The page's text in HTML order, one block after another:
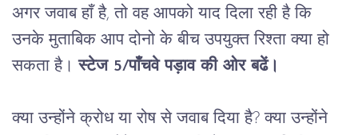
अगर जवाब हाँ है, तो वह आपको याद दिला रही है कि
उनके मुताबिक आप दोनो के बीच उपयुक्त रिश्ता क्या हो
सकता है। स्टेज 5/पाँचवे पड़ाव की ओर बढें।
क्या उन्होंने क्रोध या रोष से जवाब दिया है? क्या उन्होंने